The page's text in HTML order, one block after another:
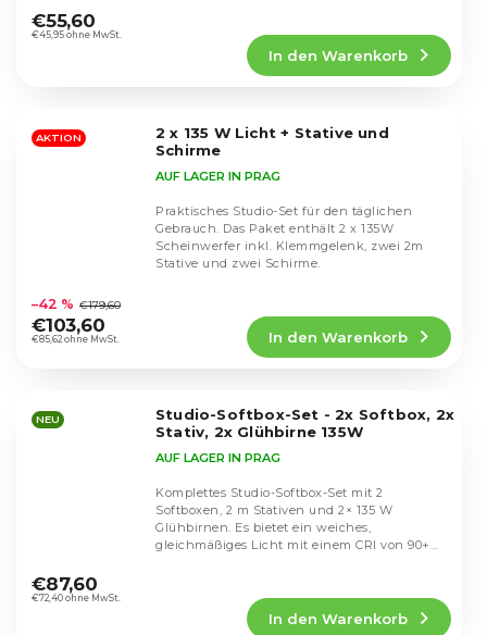
durchschnittliche
Produktbewertung
Sternen.
€45,95 ohne MwSt.
€55,60
In den Warenkorb
AKTION
2 x 135 W Licht + Stative und
Schirme
durchschnittliche
Produktbewertung
ist
Sternen.
AUF LAGER IN PRAG
€85,62 ohne MwSt.
–42 % €179,60
€103,60
In den Warenkorb
Praktisches Studio-Set für den täglichen
Gebrauch. Das Paket enthält 2 x 135W
Scheinwerfer inkl. Klemmgelenk, zwei 2m
Stative und zwei Schirme.
NEU
Studio-Softbox-Set - 2x Softbox, 2x
Stativ, 2x Glühbirne 135W
durchschnittliche
Produktbewertung
AUF LAGER IN PRAG
€72,40 ohne MwSt.
€87,60
In den Warenkorb
Komplettes Studio-Softbox-Set mit 2
Softboxen, 2 m Stativen und 2× 135 W
Glühbirnen. Es bietet ein weiches,
gleichmäßiges Licht mit einem CRI von 90+